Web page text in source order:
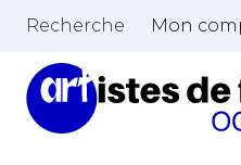
Recherche Mon